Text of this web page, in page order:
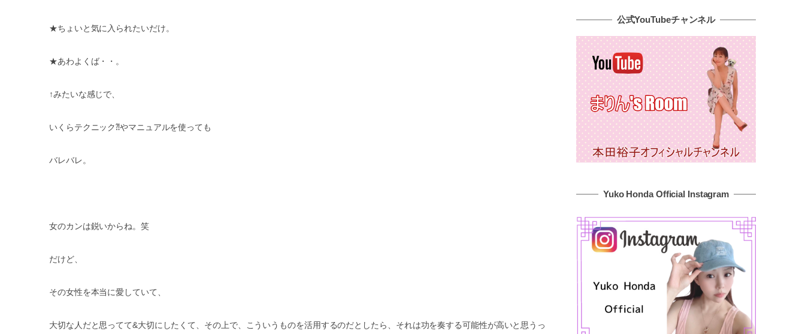
★ちょいと気に入られたいだけ。
★あわよくば・・。
↑みたいな感じで、
いくらテクニック⁈やマニュアルを使っても
バレバレ。
女のカンは鋭いからね。笑
だけど、
その女性を本当に愛していて、
大切な人だと思ってて&大切にしたくて、その上で、こういうものを活用するのだとしたら、それは功を奏する可能性が高いと思うっ
公式YouTubeチャンネル
Yuko Honda Official Instagram